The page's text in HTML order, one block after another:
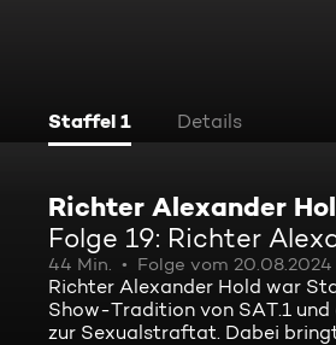
Staffel 1 Details
Richter Alexander
Folge 19: Richter
44 Min. Folge vom 20.08.2024
Richter Alexander Hold war
Show-Tradition von SAT.1
zur Sexualstraftat. Dabei